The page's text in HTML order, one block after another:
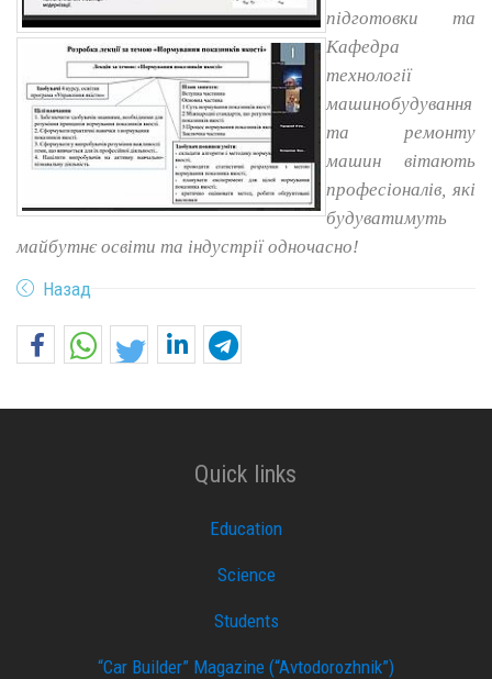
підготовки та
Кафедра
технології
машинобудування
та ремонту
машин вітають
професіоналів, які
будуватимуть
майбутнє освіти та індустрії одночасно!
Назад
Quick links
Education
Science
Students
“Car Builder” Magazine (“Avtodorozhnik”)